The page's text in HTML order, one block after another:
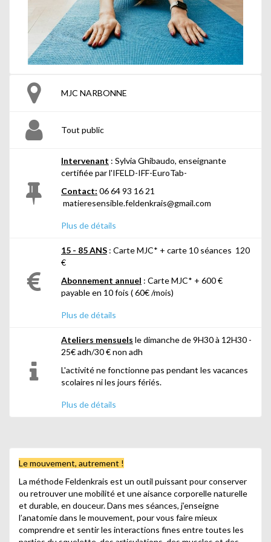
MJC NARBONNE
Tout public
Intervenant : Sylvia Ghibaudo, enseignante
certifiée par l'IFELD-IFF-EuroTab-
Contact: 06 64 93 16 21
matieresensible.feldenkrais@gmail.com
Web : matieresensible.fr
Plus de détails
15 - 85 ANS : Carte MJC* + carte 10 séances 120
€
Abonnement annuel : Carte MJC* + 600 €
payable en 10 fois ( 60€ /mois)
*35 € (26/99 ans) / 20 € (0/25ans) 62 € (carte
La Carte MJC Plus :
De 43 € à 93 € la carte Plus vous fait bénéficier de
66% de réduction sur vos impôts.
Renseignements à l'accueil de la MJC.
Plus de détails
Ateliers mensuels le dimanche de 9H30 à 12H30 -
25€ adh/30 € non adh
L'activité ne fonctionne pas pendant les vacances
scolaires ni les jours fériés.
Aucun remboursement de cotisation ni d'adhésion
Plus de détails
Le mouvement, autrement !
La méthode Feldenkrais est un outil puissant pour conserver
ou retrouver une mobilité et une aisance corporelle naturelle
et durable, en douceur. Dans mes séances, j’enseigne
l’anatomie dans le mouvement, pour vous faire mieux
comprendre et sentir les interactions fines entre toutes les